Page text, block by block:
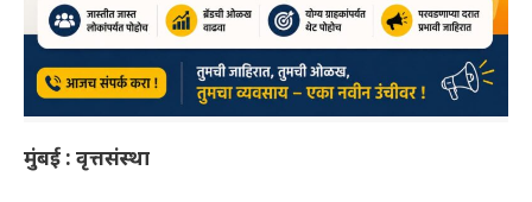
मुंबई : वृत्तसंस्था